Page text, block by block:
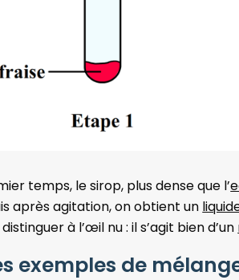
temps, le sirop, plus dense que l’
après agitation, on obtient un
à l’œil nu : il s’agit bien d’un
exemples de